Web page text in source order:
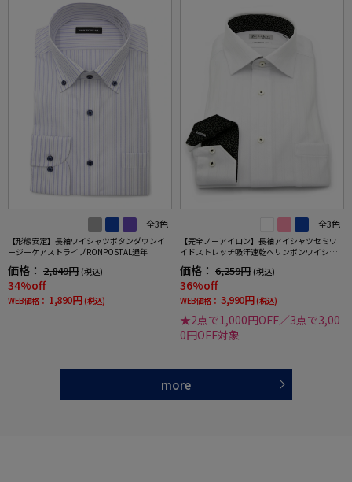
全3色
【形態安定】長袖ワイシャツボタンダウンイ
ージーケアストライプRONPOSTAL通年
価格： 2,849円 (税込)
34%off
WEB価格： 1,890円 (税込)
全3色
【完全ノーアイロン】長袖アイシャツセミワ
イドストレッチ吸汗速乾ヘリンボンワイシャ
ツi-shirt通年
価格： 6,259円 (税込)
36%off
WEB価格： 3,990円 (税込)
★2点で1,000円OFF／3点で3,00
0円OFF対象
more